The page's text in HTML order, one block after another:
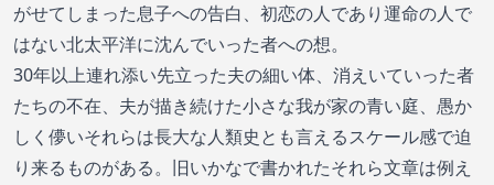
がせてしまった息子への告白、初恋の人であり運命の人で
はない北太平洋に沈んでいった者への想。
30年以上連れ添い先立った夫の細い体、消えいていった者
たちの不在、夫が描き続けた小さな我が家の青い庭、愚か
しく儚いそれらは長大な人類史とも言えるスケール感で迫
り来るものがある。旧いかなで書かれたそれら文章は例え